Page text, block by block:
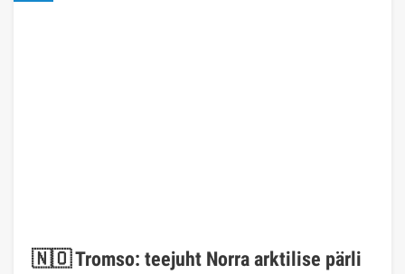
🇳🇴 Tromso: teejuht Norra arktilise pärli